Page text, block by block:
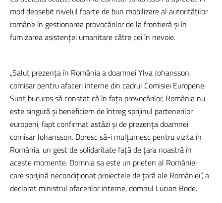
mod deosebit nivelul foarte de bun mobilizare al autorităților
române în gestionarea provocărilor de la frontieră și în
furnizarea asistenței umanitare către cei în nevoie.
„Salut prezența în România a doamnei Ylva Johansson,
comisar pentru afaceri interne din cadrul Comisiei Europene.
Sunt bucuros să constat că în fața provocărilor, România nu
este singură și beneficiem de întreg sprijinul partenerilor
europeni, fapt confirmat astăzi și de prezența doamnei
comisar Johansson. Doresc să-i mulțumesc pentru vizita în
România, un gest de solidaritate față de țara noastră în
aceste momente. Domnia sa este un prieten al României
care sprijină necondiționat proiectele de țară ale României”, a
declarat ministrul afacerilor interne, domnul Lucian Bode.